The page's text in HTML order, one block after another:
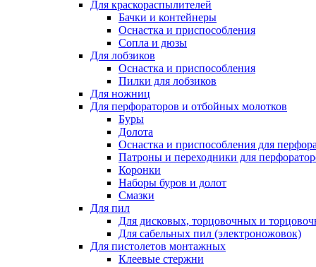
Для краскораспылителей
Бачки и контейнеры
Оснастка и приспособления
Сопла и дюзы
Для лобзиков
Оснастка и приспособления
Пилки для лобзиков
Для ножниц
Для перфораторов и отбойных молотков
Буры
Долота
Оснастка и приспособления для
Патроны и переходники для
Коронки
Наборы буров и долот
Смазки
Для пил
Для дисковых, торцовочных и
Для сабельных пил (электроножовок)
Для пистолетов монтажных
Клеевые стержни